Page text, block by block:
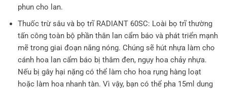
phun cho lan.
Thuốc trừ sâu và bọ trĩ RADIANT 60SC: Loài bọ trĩ thường
tấn công toàn bộ phần thân lan cẩm báo và phát triển mạnh
mẽ trong giai đoạn nắng nóng. Chúng sẽ hút nhựa làm cho
cánh hoa lan cẩm báo bị thâm đen, ngụy hoa chảy nhựa.
Nếu bị gây hại nặng có thể làm cho hoa rụng hàng loạt
hoặc làm hoa nhanh tàn. Vì vậy, bạn có thể pha 15ml dung